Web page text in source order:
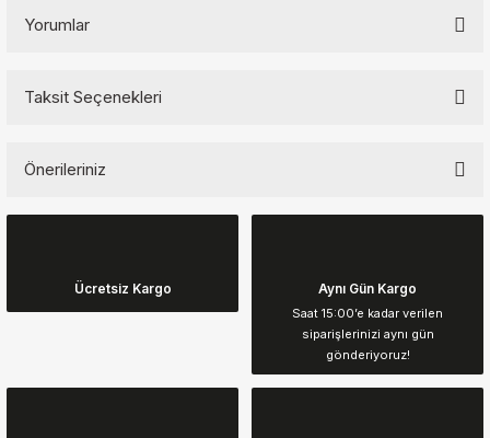
Yorumlar
Taksit Seçenekleri
Önerileriniz
Görüş ve önerileriniz için teşekkür ederiz.
Ürün resmi kalitesiz, bozuk veya görüntülenemiyor.
Ürün açıklamasında eksik bilgiler bulunuyor.
Ücretsiz Kargo Aynı Gün Kargo
Saat 15:00’e kadar verilen
siparişlerinizi aynı gün
gönderiyoruz!